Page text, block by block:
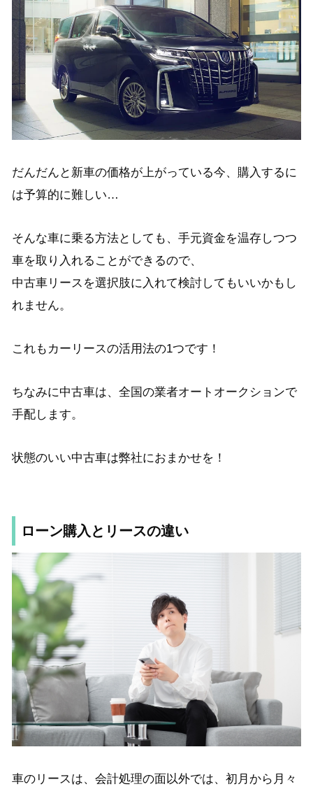
だんだんと新車の価格が上がっている今、購入するに
は予算的に難しい…
そんな車に乗る方法としても、手元資金を温存しつつ
車を取り入れることができるので、
中古車リースを選択肢に入れて検討してもいいかもし
れません。
これもカーリースの活用法の1つです！
ちなみに中古車は、全国の業者オートオークションで
手配します。
状態のいい中古車は弊社におまかせを！
ローン購入とリースの違い
車のリースは、会計処理の面以外では、初月から月々